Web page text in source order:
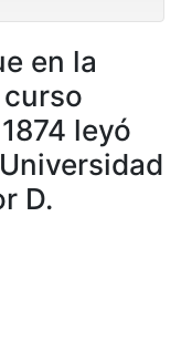
en la
leyó
D.